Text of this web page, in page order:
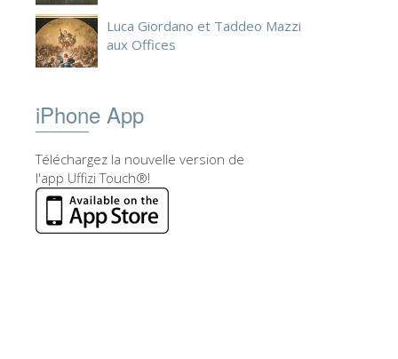
Luca Giordano et Taddeo Mazzi
aux Offices
iPhone App
Téléchargez la nouvelle version de
l'app Uffizi Touch®!